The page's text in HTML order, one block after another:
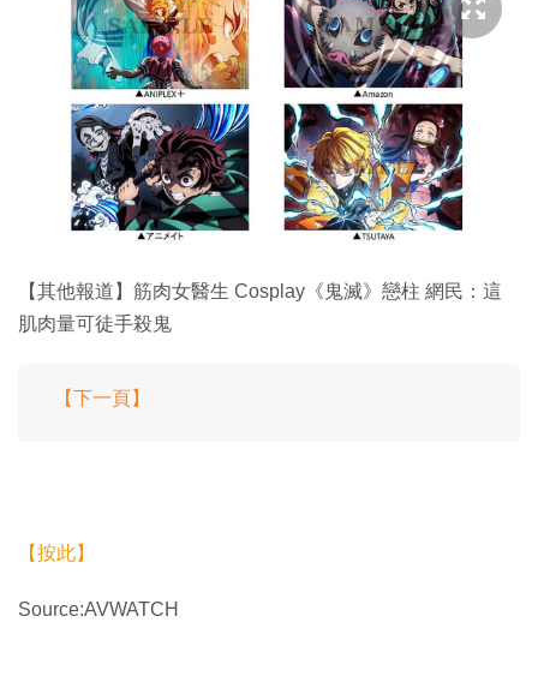
【其他報道】筋肉女醫生 Cosplay《鬼滅》戀柱 網民：這
肌肉量可徒手殺鬼
【下一頁】
【按此】
Source:AVWATCH